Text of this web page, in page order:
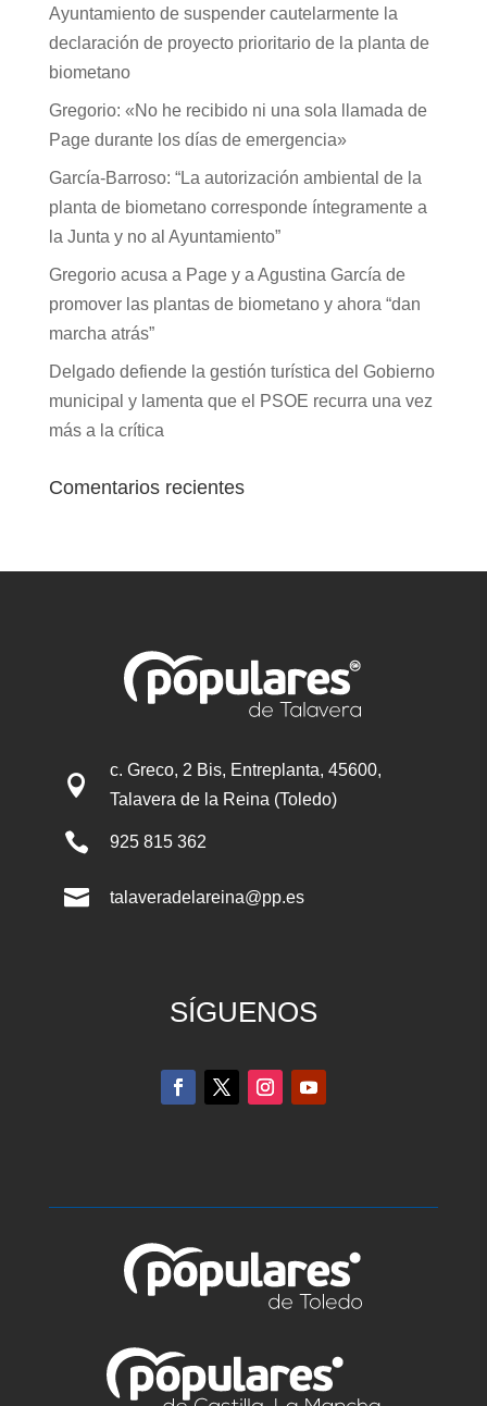
Ayuntamiento de suspender cautelarmente la
declaración de proyecto prioritario de la planta de
biometano
Gregorio: «No he recibido ni una sola llamada de
Page durante los días de emergencia»
García-Barroso: “La autorización ambiental de la
planta de biometano corresponde íntegramente a
la Junta y no al Ayuntamiento”
Gregorio acusa a Page y a Agustina García de
promover las plantas de biometano y ahora “dan
marcha atrás”
Delgado defiende la gestión turística del Gobierno
municipal y lamenta que el PSOE recurra una vez
más a la crítica
Comentarios recientes

c. Greco, 2 Bis, Entreplanta, 45600,
Talavera de la Reina (Toledo)
 925 815 362
 talaveradelareina@pp.es
SÍGUENOS